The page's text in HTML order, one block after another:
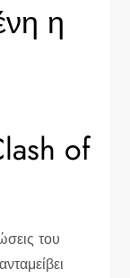
η
of
του